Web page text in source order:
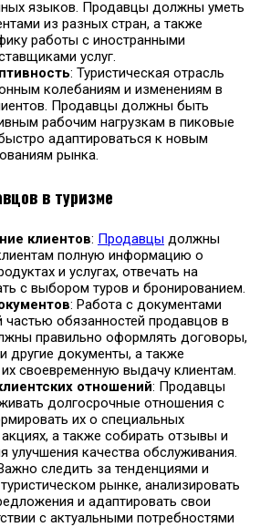
языков. Продавцы должны уметь
из разных стран, а также
работы с иностранными
услуг.
: Туристическая отрасль
колебаниям и изменениям в
Продавцы должны быть
рабочим нагрузкам в пиковые
адаптироваться к новым
рынка.
в туризме
клиентов: Продавцы должны
полную информацию о
и услугах, отвечать на
с выбором туров и бронированием.
: Работа с документами
частью обязанностей продавцов в
правильно оформлять договоры,
другие документы, а также
своевременную выдачу клиентам.
отношений: Продавцы
долгосрочные отношения с
их о специальных
а также собирать отзывы и
улучшения качества обслуживания.
следить за тенденциями и
рынке, анализировать
и адаптировать свои
с актуальными потребностями